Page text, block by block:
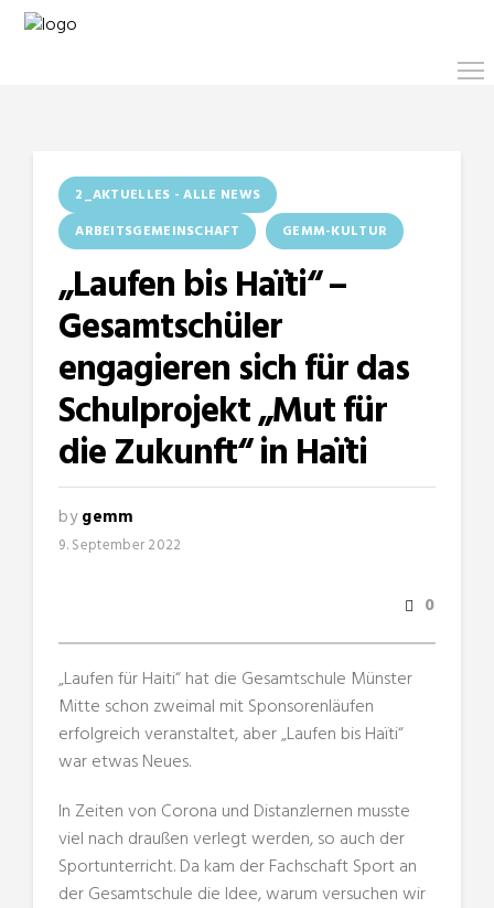
2_AKTUELLES - ALLE NEWS
ARBEITSGEMEINSCHAFT
GEMM-KULTUR
„Laufen bis Haïti“ –
Gesamtschüler
engagieren sich für das
Schulprojekt „Mut für
die Zukunft“ in Haïti
bygemm
9. September 2022
0
„Laufen für Haiti“ hat die Gesamtschule Münster
Mitte schon zweimal mit Sponsorenläufen
erfolgreich veranstaltet, aber „Laufen bis Haïti“
war etwas Neues.
In Zeiten von Corona und Distanzlernen musste
viel nach draußen verlegt werden, so auch der
Sportunterricht. Da kam der Fachschaft Sport an
der Gesamtschule die Idee, warum versuchen wir